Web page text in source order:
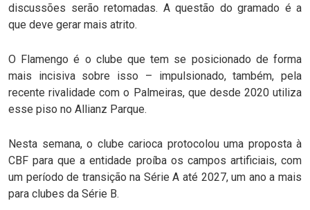
discussões serão retomadas. A questão do gramado é a
que deve gerar mais atrito.
O Flamengo é o clube que tem se posicionado de forma
mais incisiva sobre isso – impulsionado, também, pela
recente rivalidade com o Palmeiras, que desde 2020 utiliza
esse piso no Allianz Parque.
Nesta semana, o clube carioca protocolou uma proposta à
CBF para que a entidade proíba os campos artificiais, com
um período de transição na Série A até 2027, um ano a mais
para clubes da Série B.